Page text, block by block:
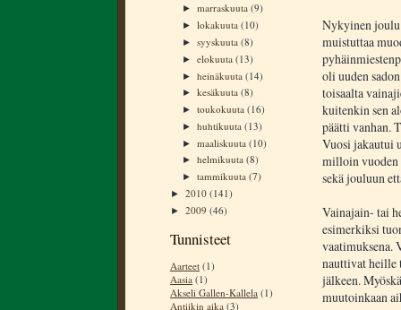
►marraskuuta(9)
►lokakuuta(10)
►syyskuuta(8)
►elokuuta(13)
►heinäkuuta(14)
►kesäkuuta(8)
►toukokuuta(16)
►huhtikuuta(13)
►maaliskuuta(10)
►helmikuuta(8)
►tammikuuta(7)
► 2010 (141)
► 2009 (46)
Tunnisteet
Aarteet (1)
Aasia (1)
Akseli Gallen-Kallela (1)
Antiikin aika (3)
Nykyinen joulu
muistuttaa
oli uuden
toisaalta
kuitenkin sen
päätti vanhan.
Vuosi jakautui
milloin vuoden
sekä jouluun
Vainajain- tai
esimerkiksi
vaatimuksena.
nauttivat heille
jälkeen.
muutoinkaan